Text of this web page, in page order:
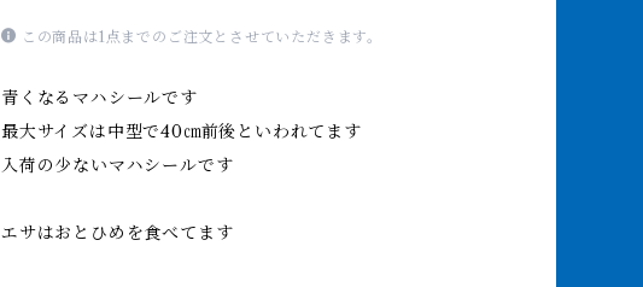
この商品は1点までのご注文とさせていただきます。
青くなるマハシールです
最大サイズは中型で40㎝前後といわれてます
入荷の少ないマハシールです
エサはおとひめを食べてます